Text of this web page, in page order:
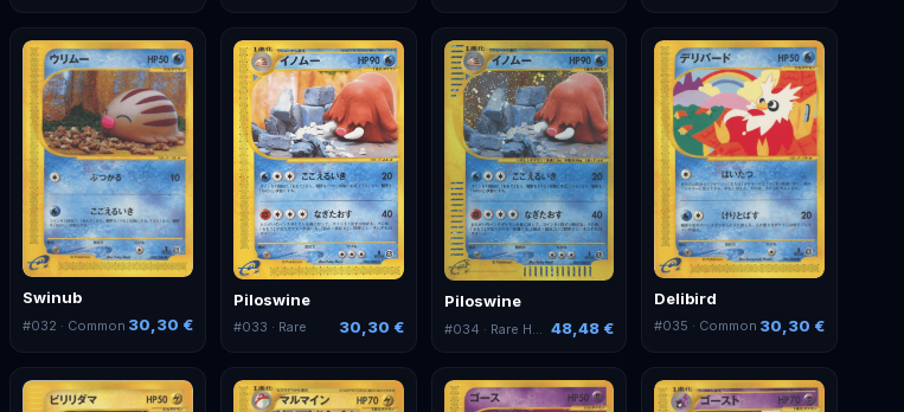
Swinub
#032 · Common 30,30 €
Piloswine
#033 · Rare 30,30 €
Piloswine
#034 · Rare Holo 48,48 €
Delibird
#035 · Common 30,30 €